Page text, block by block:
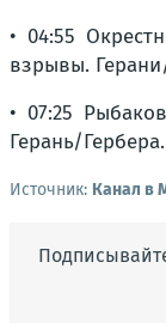
• 04:55
взрывы.
• 07:25
Герань/Гербера.
Источник: Канал в